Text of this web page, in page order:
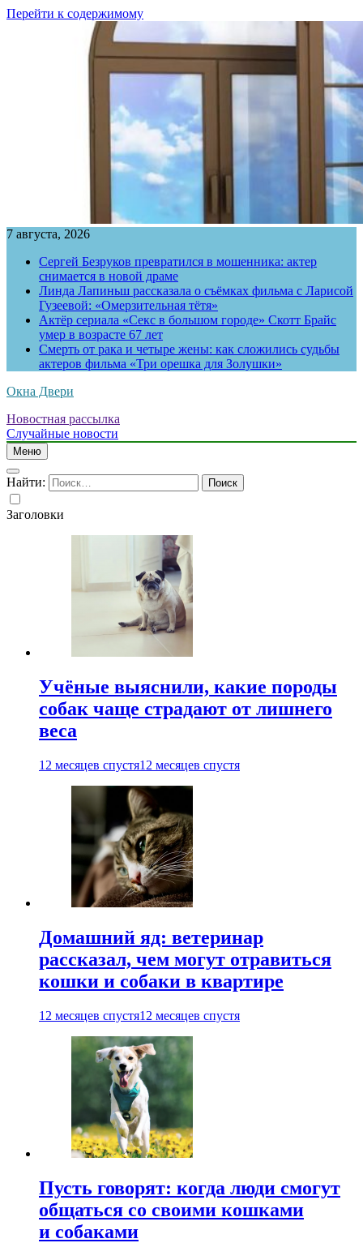
Перейти к содержимому
7 августа, 2026
Сергей Безруков превратился в мошенника: актер
снимается в новой драме
Линда Лапиньш рассказала о съёмках фильма с Ларисой
Гузеевой: «Омерзительная тётя»
Актёр сериала «Секс в большом городе» Скотт Брайс
умер в возрасте 67 лет
Смерть от рака и четыре жены: как сложились судьбы
актеров фильма «Три орешка для Золушки»
Окна Двери
Новостная рассылка
Случайные новости
Меню
Найти:
Заголовки
Учёные выяснили, какие породы
собак чаще страдают от лишнего
веса
12 месяцев спустя12 месяцев спустя
Домашний яд: ветеринар
рассказал, чем могут отравиться
кошки и собаки в квартире
12 месяцев спустя12 месяцев спустя
Пусть говорят: когда люди смогут
общаться со своими кошками
и собаками